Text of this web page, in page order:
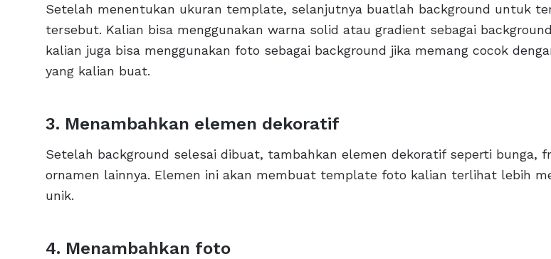
Setelah menentukan ukuran template, selanjutnya buatlah background untuk
tersebut. Kalian bisa menggunakan warna solid atau gradient sebagai
kalian juga bisa menggunakan foto sebagai background jika memang cocok
yang kalian buat.
3. Menambahkan elemen dekoratif
Setelah background selesai dibuat, tambahkan elemen dekoratif seperti bunga,
ornamen lainnya. Elemen ini akan membuat template foto kalian terlihat lebih
unik.
4. Menambahkan foto